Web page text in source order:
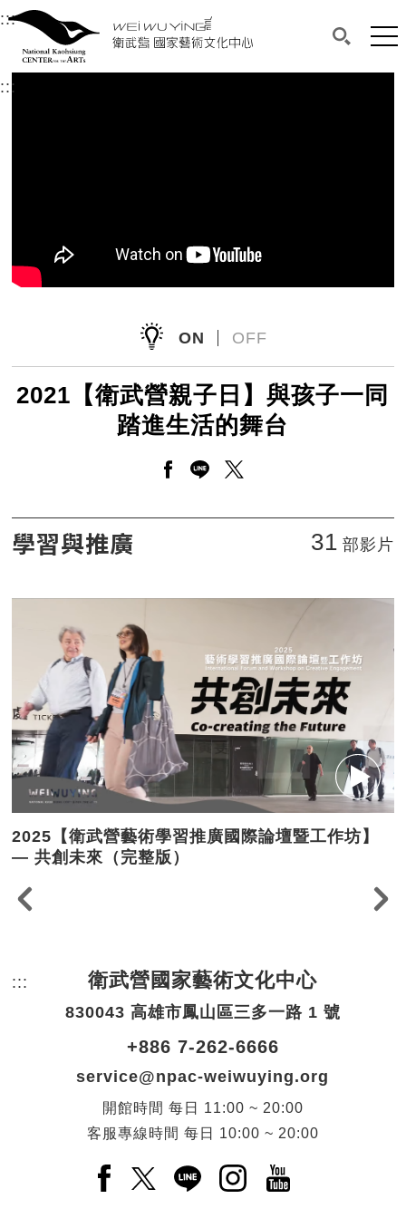
衛武營國家藝術文化中心
中央內容區塊，為本頁主要內容區。
:::選單連結區塊，此區塊列有本網站主要連結。
衛武營國家藝術文化中心
搜尋(開
網
:::
ON OFF
2021【衛武營親子日】與孩子一同
踏進生活的舞台
另開新視窗分享至facebook
另開新視窗分享至line
另開新視窗分享至
2021【衛武營親子日】與孩子一同踏進生活的舞台
學習與推廣 31 部影片
2025【衛武營藝術學習推廣國際論壇暨工作坊】
— 共創未來（完整版）
::: 頁尾網站資訊。
衛武營國家藝術文化中心
830043 高雄市鳳山區三多一路 1 號
+886 7-262-6666
service@npac-weiwuying.org
開館時間 每日
11:00 ~ 20:00
客服專線時間 每日 10:00 ~ 20:00
Facebook(另開新視窗)
X(另開新視窗)
LINE(另開新視窗)
Instagram(另開新視
YouTube(另開